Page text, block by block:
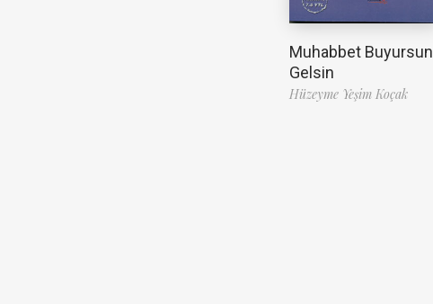
Muhabbet Buyursun
Gelsin
Hüzeyme Yeşim Koçak